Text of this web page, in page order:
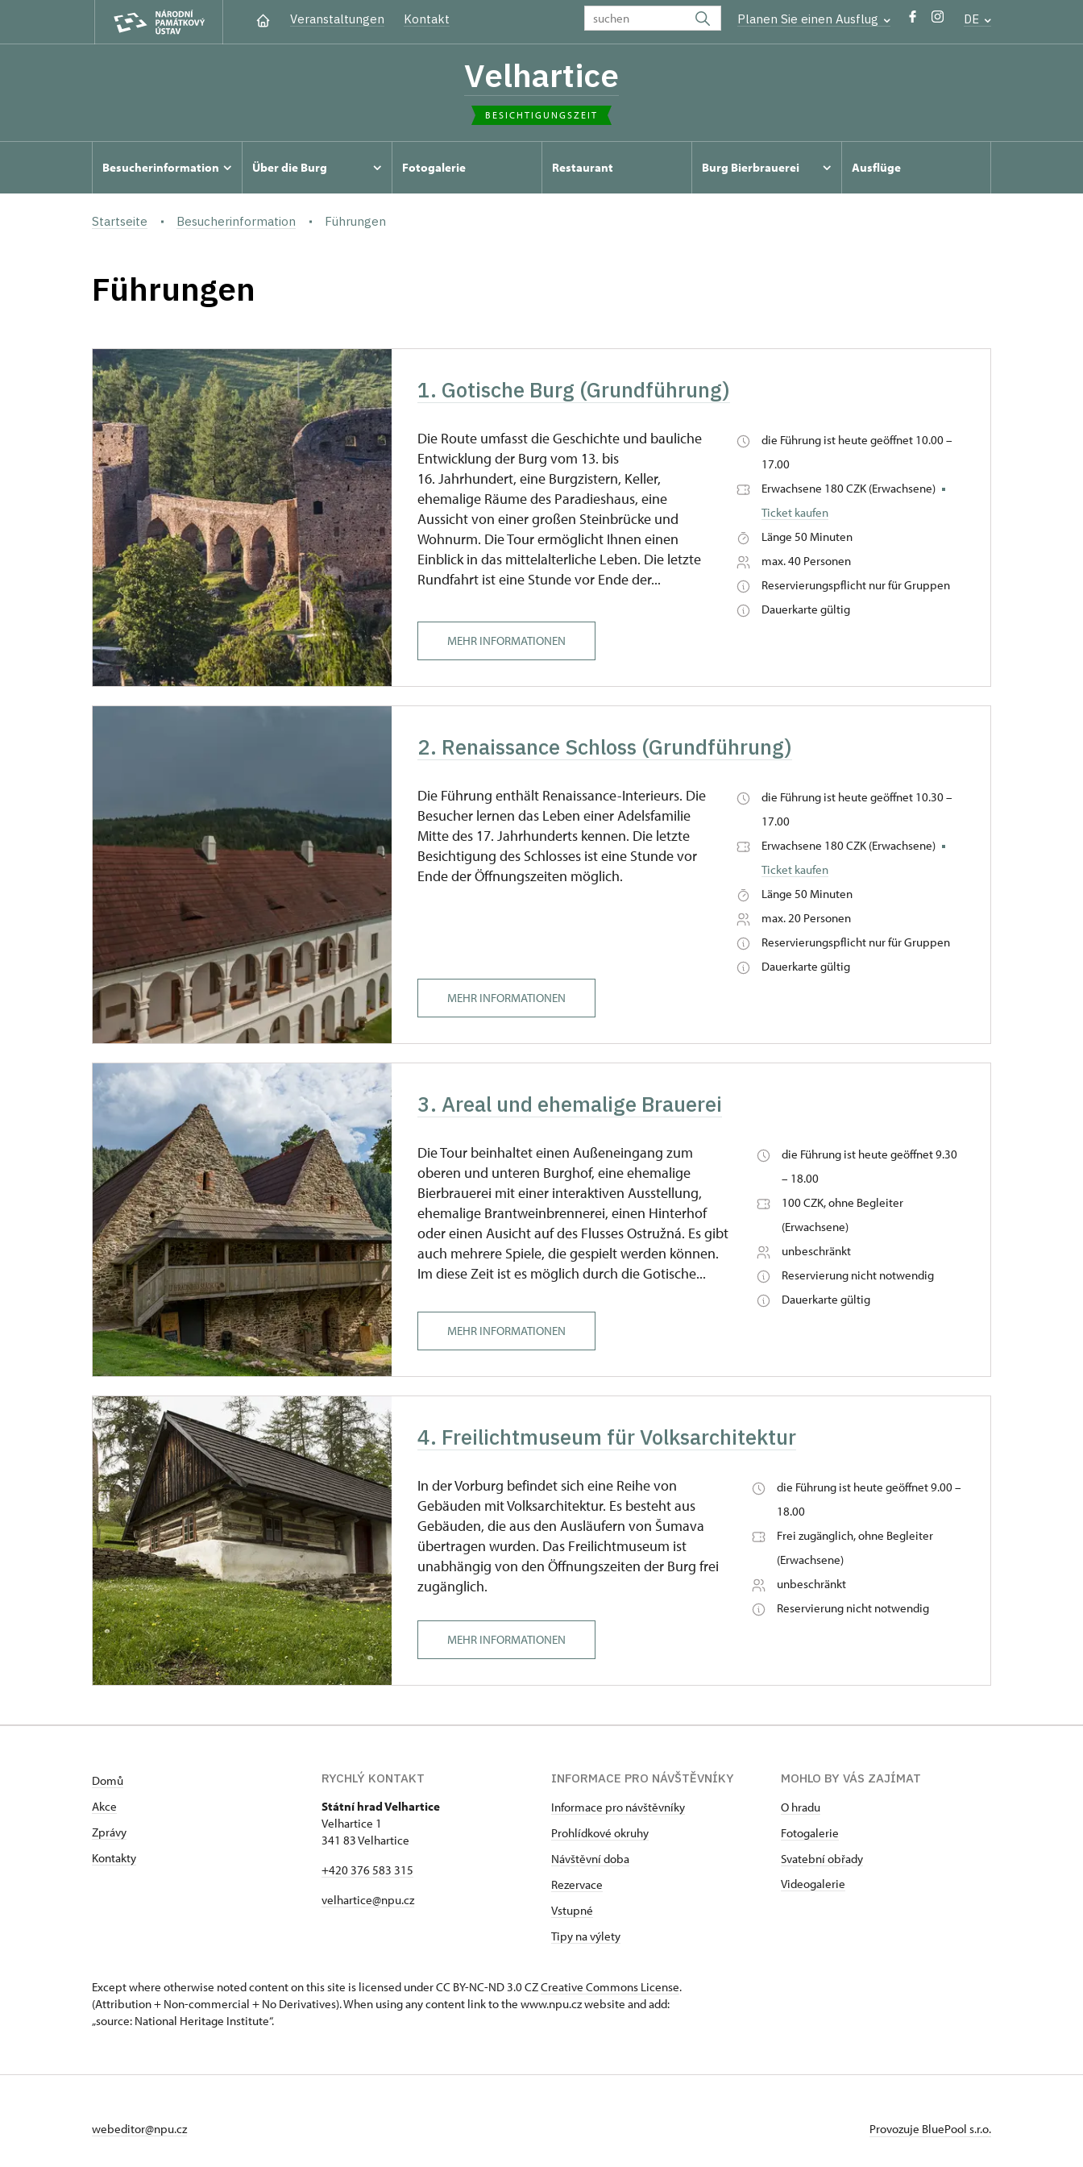
Veranstaltungen Kontakt Planen Sie einen Ausflug DE
Velhartice
BESICHTIGUNGSZEIT
Besucherinformation Über die Burg Fotogalerie Restaurant Burg Bierbrauerei Ausflüge
Startseite Besucherinformation Führungen
Führungen
1. Gotische Burg (Grundführung)
Die Route umfasst die Geschichte und bauliche
Entwicklung der Burg vom 13. bis
16. Jahrhundert, eine Burgzistern, Keller,
ehemalige Räume des Paradieshaus, eine
Aussicht von einer großen Steinbrücke und
Wohnurm. Die Tour ermöglicht Ihnen einen
Einblick in das mittelalterliche Leben. Die letzte
Rundfahrt ist eine Stunde vor Ende der...
die Führung ist heute geöffnet 10.00 –
17.00
Erwachsene 180 CZK (Erwachsene)
Ticket kaufen
Länge 50 Minuten
max. 40 Personen
Reservierungspflicht nur für Gruppen
Dauerkarte gültig
MEHR INFORMATIONEN
2. Renaissance Schloss (Grundführung)
Die Führung enthält Renaissance-Interieurs. Die
Besucher lernen das Leben einer Adelsfamilie
Mitte des 17. Jahrhunderts kennen. Die letzte
Besichtigung des Schlosses ist eine Stunde vor
Ende der Öffnungszeiten möglich.
die Führung ist heute geöffnet 10.30 –
17.00
Erwachsene 180 CZK (Erwachsene)
Ticket kaufen
Länge 50 Minuten
max. 20 Personen
Reservierungspflicht nur für Gruppen
Dauerkarte gültig
MEHR INFORMATIONEN
3. Areal und ehemalige Brauerei
Die Tour beinhaltet einen Außeneingang zum
oberen und unteren Burghof, eine ehemalige
Bierbrauerei mit einer interaktiven Ausstellung,
ehemalige Brantweinbrennerei, einen Hinterhof
oder einen Ausicht auf des Flusses Ostružná. Es gibt
auch mehrere Spiele, die gespielt werden können.
Im diese Zeit ist es möglich durch die Gotische...
die Führung ist heute geöffnet 9.30
– 18.00
100 CZK, ohne Begleiter
(Erwachsene)
unbeschränkt
Reservierung nicht notwendig
Dauerkarte gültig
MEHR INFORMATIONEN
4. Freilichtmuseum für Volksarchitektur
In der Vorburg befindet sich eine Reihe von
Gebäuden mit Volksarchitektur. Es besteht aus
Gebäuden, die aus den Ausläufern von Šumava
übertragen wurden. Das Freilichtmuseum ist
unabhängig von den Öffnungszeiten der Burg frei
zugänglich.
die Führung ist heute geöffnet 9.00 –
18.00
Frei zugänglich, ohne Begleiter
(Erwachsene)
unbeschränkt
Reservierung nicht notwendig
MEHR INFORMATIONEN
Domů
Akce
Zprávy
Kontakty
RYCHLÝ KONTAKT
Státní hrad Velhartice
Velhartice 1
341 83 Velhartice
+420 376 583 315
velhartice@npu.cz
INFORMACE PRO NÁVŠTĚVNÍKY
Informace pro návštěvníky
Prohlídkové okruhy
Návštěvní doba
Rezervace
Vstupné
Tipy na výlety
MOHLO BY VÁS ZAJÍMAT
O hradu
Fotogalerie
Svatební obřady
Videogalerie
Except where otherwise noted content on this site is licensed under CC BY-NC-ND 3.0 CZCreative Commons License.
(Attribution + Non-commercial + No Derivatives). When using any content link to the www.npu.cz website and add:
„source: National Heritage Institute“.
webeditor@npu.cz Provozuje BluePool s.r.o.